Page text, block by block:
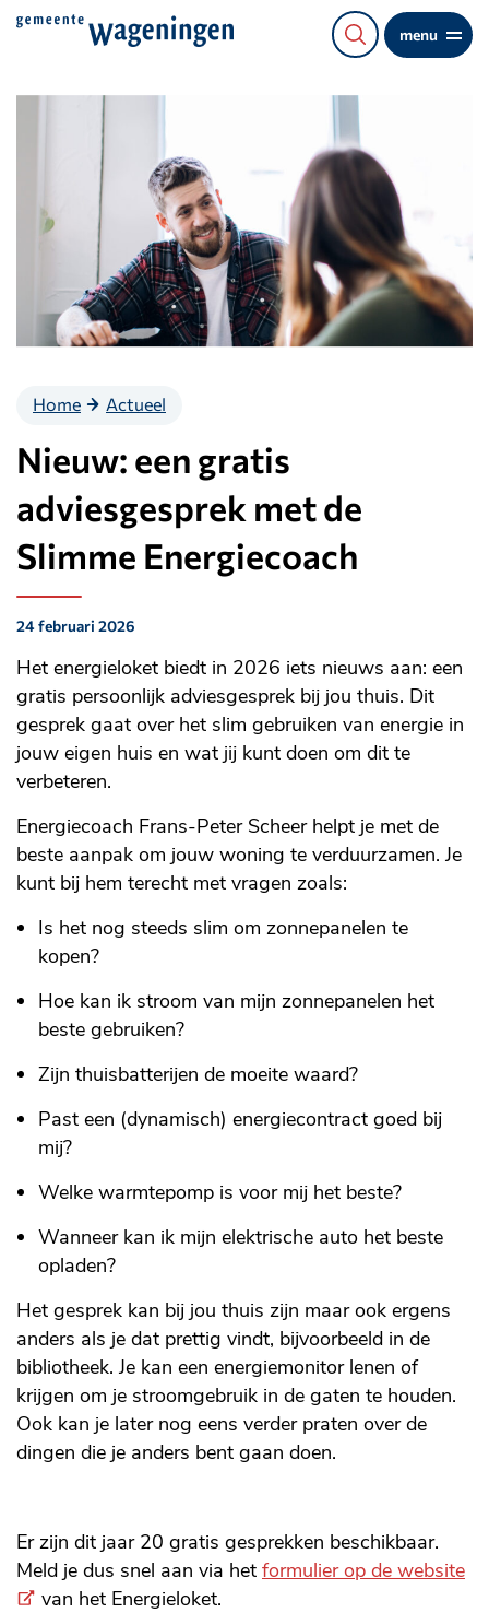
Direct
menu
Home Actueel
Nieuw: een gratis
adviesgesprek met de
Slimme Energiecoach
Gepubliceerd
op:
24 februari 2026
Het energieloket biedt in 2026 iets nieuws aan: een
gratis persoonlijk adviesgesprek bij jou thuis. Dit
gesprek gaat over het slim gebruiken van energie in
jouw eigen huis en wat jij kunt doen om dit te
verbeteren.
Energiecoach Frans-Peter Scheer helpt je met de
beste aanpak om jouw woning te verduurzamen. Je
kunt bij hem terecht met vragen zoals:
Is het nog steeds slim om zonnepanelen te
kopen?
Hoe kan ik stroom van mijn zonnepanelen het
beste gebruiken?
Zijn thuisbatterijen de moeite waard?
Past een (dynamisch) energiecontract goed bij
mij?
Welke warmtepomp is voor mij het beste?
Wanneer kan ik mijn elektrische auto het beste
opladen?
Het gesprek kan bij jou thuis zijn maar ook ergens
anders als je dat prettig vindt, bijvoorbeeld in de
bibliotheek. Je kan een energiemonitor lenen of
krijgen om je stroomgebruik in de gaten te houden.
Ook kan je later nog eens verder praten over de
dingen die je anders bent gaan doen.
Er zijn dit jaar 20 gratis gesprekken beschikbaar.
Meld je dus snel aan via het formulier op de website
van het Energieloket.